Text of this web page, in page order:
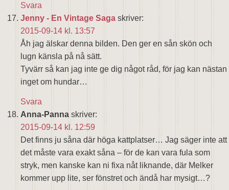
Svara
Jenny - En Vintage Saga skriver:
2015-09-14 kl. 13:57
Åh jag älskar denna bilden. Den ger en sån skön och
lugn känsla på nå sätt.
Tyvärr så kan jag inte ge dig något råd, för jag kan nästan
inget om hundar…
Svara
Anna-Panna skriver:
2015-09-14 kl. 12:59
Det finns ju såna där höga kattplatser… Jag säger inte att
det måste vara exakt såna – för de kan vara fula som
stryk, men kanske kan ni fixa nåt liknande, där Melker
kommer upp lite, ser fönstret och ändå har mysigt…?